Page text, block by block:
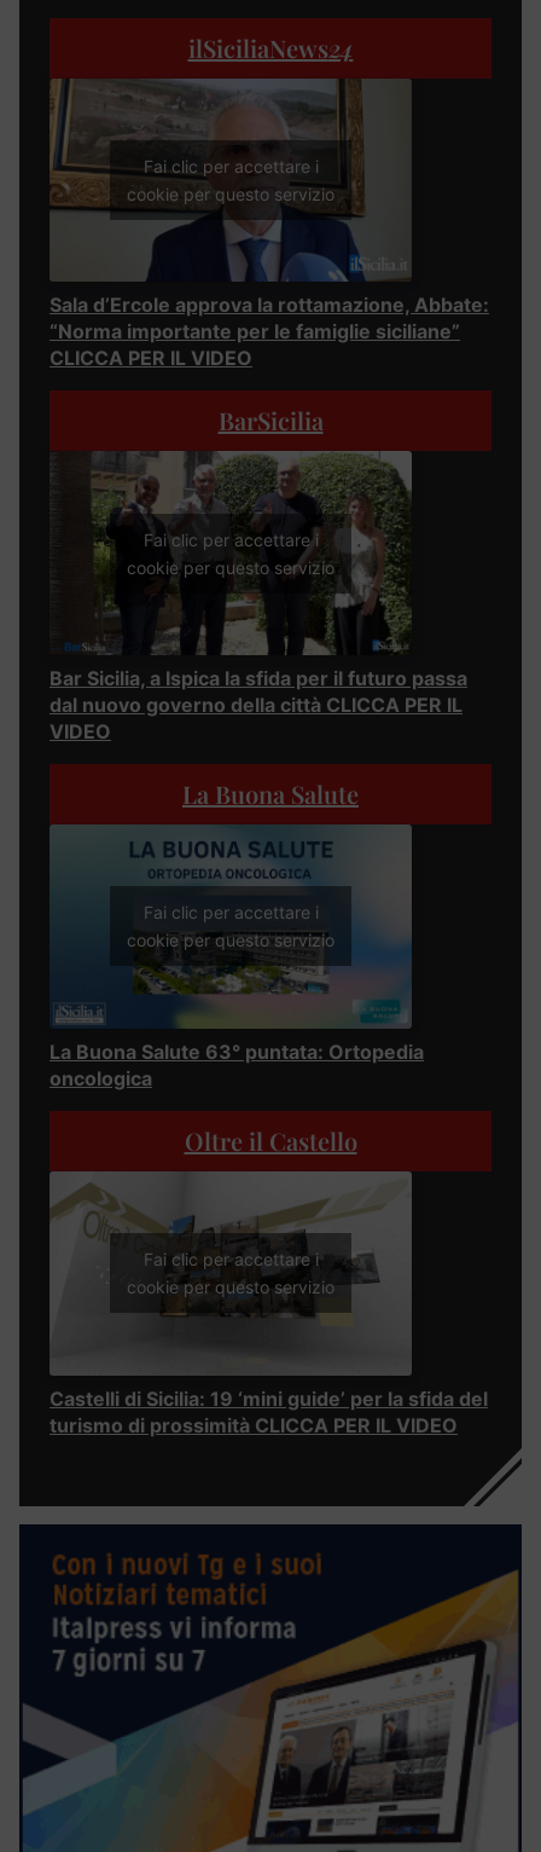
ilSiciliaNews24
Fai clic per accettare i
cookie per questo servizio
Sala d’Ercole approva la rottamazione, Abbate:
“Norma importante per le famiglie siciliane”
CLICCA PER IL VIDEO
BarSicilia
Fai clic per accettare i
cookie per questo servizio
Bar Sicilia, a Ispica la sfida per il futuro passa
dal nuovo governo della città CLICCA PER IL
VIDEO
La Buona Salute
Fai clic per accettare i
cookie per questo servizio
La Buona Salute 63° puntata: Ortopedia
oncologica
Oltre il Castello
Fai clic per accettare i
cookie per questo servizio
Castelli di Sicilia: 19 ‘mini guide’ per la sfida del
turismo di prossimità CLICCA PER IL VIDEO